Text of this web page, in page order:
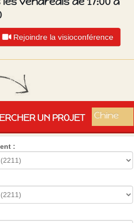
Rejoindre la visioconférence
UN PROJET
Pérou
Chine
Espagne
Brésil
Mexique
Groupe
: